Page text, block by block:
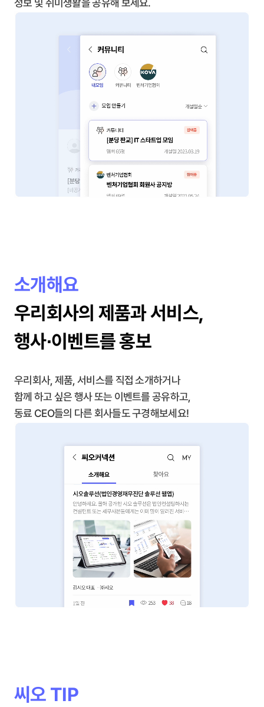
정보 및 취미생활을 공유해 보세요.
소개해요
우리회사의 제품과 서비스,
행사∙이벤트를 홍보
우리회사, 제품, 서비스를 직접 소개하거나
함께 하고 싶은 행사 또는 이벤트를 공유하고,
동료 CEO들의 다른 회사들도 구경해보세요!
씨오 TIP